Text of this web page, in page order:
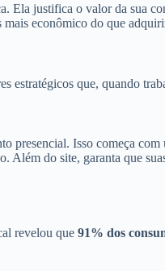
justifica o valor da sua
mais econômico do que
estratégicos que, quando
presencial. Isso começa
Além do site, garanta que
revelou que 91% dos